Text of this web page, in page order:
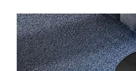
Aspiradora